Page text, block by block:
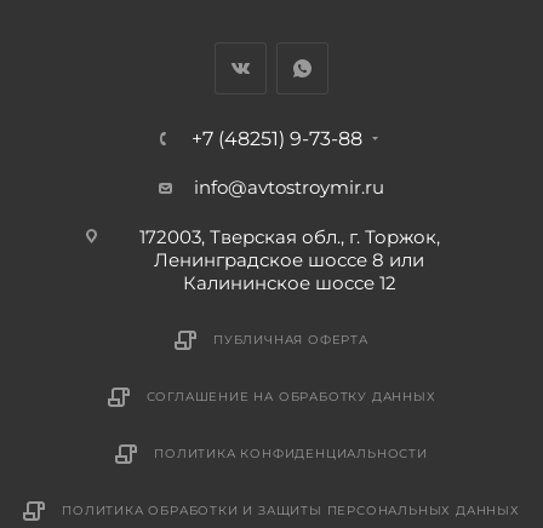
+7 (48251) 9-73-88
info@avtostroymir.ru
172003, Тверская обл., г. Торжок,
Ленинградское шоссе 8 или
Калининское шоссе 12
ПУБЛИЧНАЯ ОФЕРТА
СОГЛАШЕНИЕ НА ОБРАБОТКУ ДАННЫХ
ПОЛИТИКА КОНФИДЕНЦИАЛЬНОСТИ
ПОЛИТИКА ОБРАБОТКИ И ЗАЩИТЫ ПЕРСОНАЛЬНЫХ ДАННЫХ